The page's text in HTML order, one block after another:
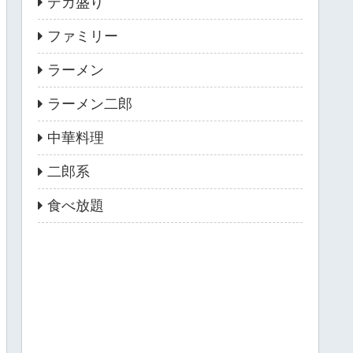
ファミリー
ラーメン
ラーメン二郎
中華料理
二郎系
食べ放題